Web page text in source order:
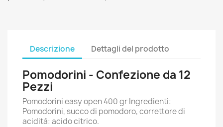
Descrizione Dettagli del prodotto
Pomodorini - Confezione da 12
Pezzi
Pomodorini easy open 400 gr Ingredienti:
Pomodorini, succo di pomodoro, correttore di
acidità: acido citrico.